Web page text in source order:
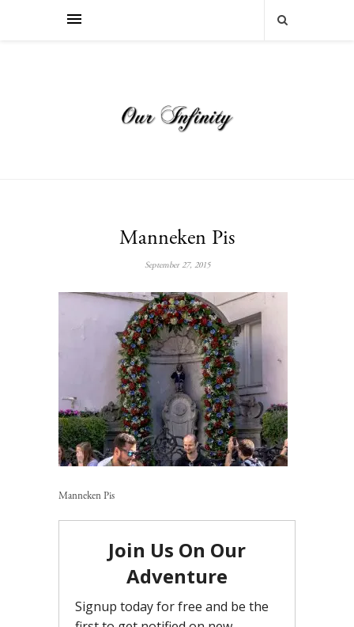
Manneken Pis
September 27, 2015
Manneken Pis